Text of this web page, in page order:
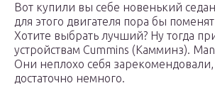
Вот купили вы себе новенький
для этого двигателя пора бы
Хотите выбрать лучший? Ну тогда
устройствам Cummins (Камминз).
Они неплохо себя зарекомендовали,
достаточно немного.